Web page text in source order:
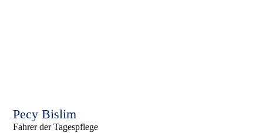
Pecy Bislim
Fahrer der Tagespflege